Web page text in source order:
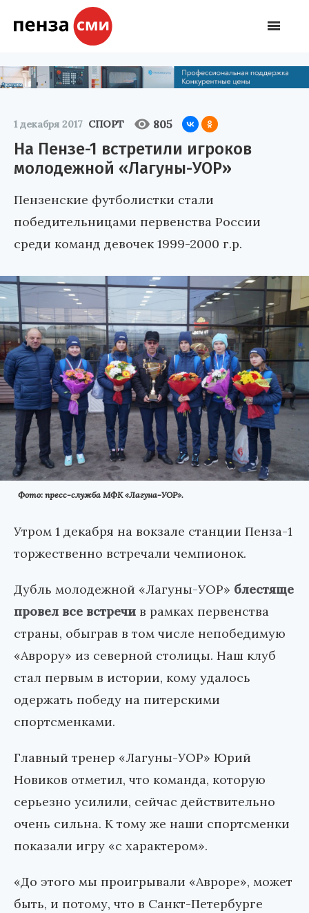
1 декабря 2017 СПОРТ 805
На Пензе-1 встретили игроков
молодежной «Лагуны-УОР»
Пензенские футболистки стали
победительницами первенства России
среди команд девочек 1999-2000 г.р.
Фото: пресс-служба МФК «Лагуна-УОР».
Утром 1 декабря на вокзале станции Пенза-1
торжественно встречали чемпионок.
Дубль молодежной «Лагуны-УОР» блестяще
провел все встречи в рамках первенства
страны, обыграв в том числе непобедимую
«Аврору» из северной столицы. Наш клуб
стал первым в истории, кому удалось
одержать победу на питерскими
спортсменками.
Главный тренер «Лагуны-УОР» Юрий
Новиков отметил, что команда, которую
серьезно усилили, сейчас действительно
очень сильна. К тому же наши спортсменки
показали игру «с характером».
«До этого мы проигрывали «Авроре», может
быть, и потому, что в Санкт-Петербурге